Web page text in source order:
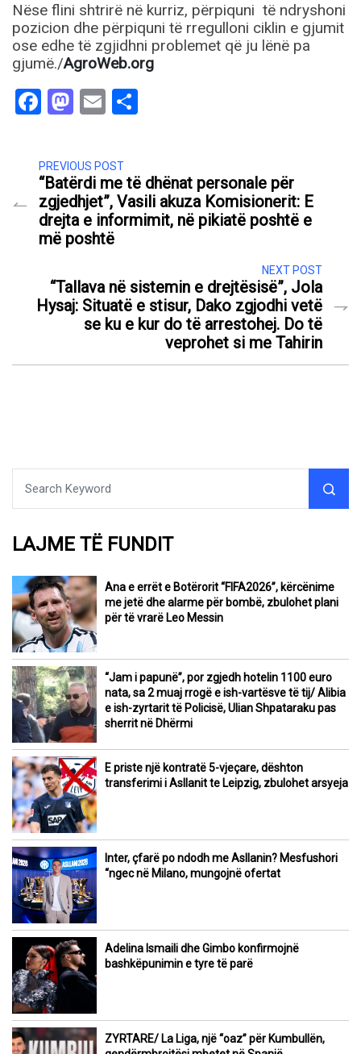
Nëse flini shtrirë në kurriz, përpiquni të ndryshoni
pozicion dhe përpiquni të rregulloni ciklin e gjumit
ose edhe të zgjidhni problemet që ju lënë pa
gjumë./AgroWeb.org
Facebook
Mastodon
Email
PREVIOUS POST
“Batërdi me të dhënat personale për
zgjedhjet”, Vasili akuza Komisionerit: E
drejta e informimit, në pikiatë poshtë e
më poshtë
NEXT POST
“Tallava në sistemin e drejtësisë”, Jola
Hysaj: Situatë e stisur, Dako zgjodhi vetë
se ku e kur do të arrestohej. Do të
veprohet si me Tahirin
LAJME TË FUNDIT
Ana e errët e Botërorit “FIFA2026”, kërcënime
me jetë dhe alarme për bombë, zbulohet plani
për të vrarë Leo Messin
“Jam i papunë”, por zgjedh hotelin 1100 euro
nata, sa 2 muaj rrogë e ish-vartësve të tij/ Alibia
e ish-zyrtarit të Policisë, Ulian Shpataraku pas
sherrit në Dhërmi
E priste një kontratë 5-vjeçare, dështon
transferimi i Asllanit te Leipzig, zbulohet arsyeja
Inter, çfarë po ndodh me Asllanin? Mesfushori
“ngec në Milano, mungojnë ofertat
Adelina Ismaili dhe Gimbo konfirmojnë
bashkëpunimin e tyre të parë
ZYRTARE/ La Liga, një “oaz” për Kumbullën,